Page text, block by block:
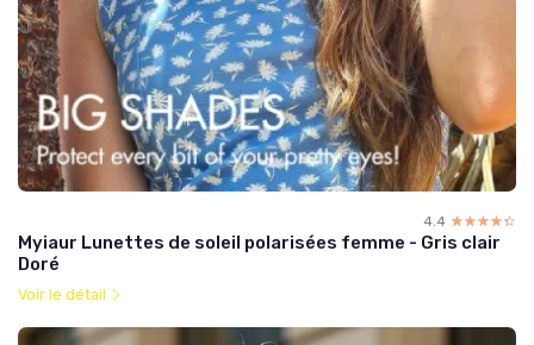
4.4 ☆☆☆☆☆
★★★★★
Myiaur Lunettes de soleil polarisées femme - Gris clair
Doré
Voir le détail